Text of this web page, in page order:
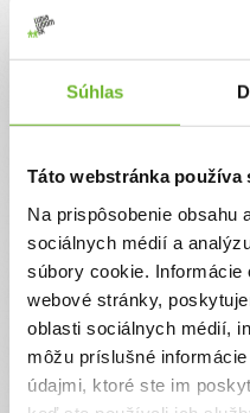
Súhlas
Táto webstránka používa
Na prispôsobenie obsahu
sociálnych médií a
súbory cookie. Informácie
webové stránky,
oblasti sociálnych médií,
môžu príslušné
údajmi, ktoré ste im
Pomôžte nám písať Lívinkin
v Trenčíne chodí s obrovskou
Náklady na rehabilitácie,
Vaša pomoc pre nás nie je len
ďalšie míľniky. Budeme vďační
udržať jej úsmev na tvári a silu v
úhradu terapií, ktoré Lívia
Ďakujeme, že kráčate s nami
Pokiaľ by ste sa chceli o nás
príbeh, môžete tak
sociálnych sietí -